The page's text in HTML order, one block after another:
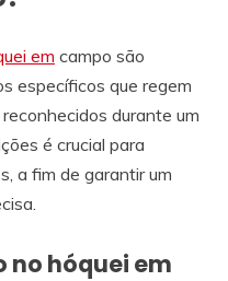
em campo são
específicos que regem
durante um
é crucial para
a fim de garantir um
no hóquei em